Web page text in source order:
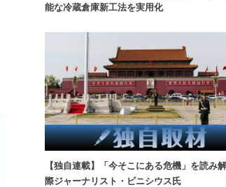
能な冷蔵倉庫新工法を実用化
【独自連載】「今そこにある危機」を読み
際ジャーナリスト・ビニシウス氏